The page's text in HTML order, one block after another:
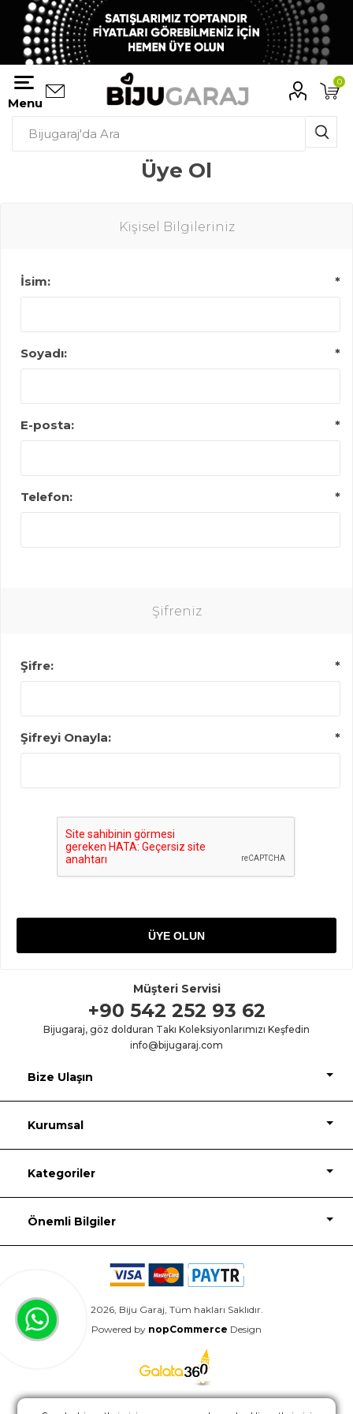
Menu
0
Üye Ol
Kişisel Bilgileriniz
İsim: *
Soyadı: *
E-posta: *
Telefon: *
Şifreniz
Şifre: *
Şifreyi Onayla: *
Müşteri Servisi
+90 542 252 93 62
Bijugaraj, göz dolduran Takı Koleksiyonlarımızı Keşfedin
info@bijugaraj.com
Bize Ulaşın
Kurumsal
Kategoriler
Önemli Bilgiler
2026, Biju Garaj, Tüm hakları Saklıdır.
Powered by nopCommerce Design